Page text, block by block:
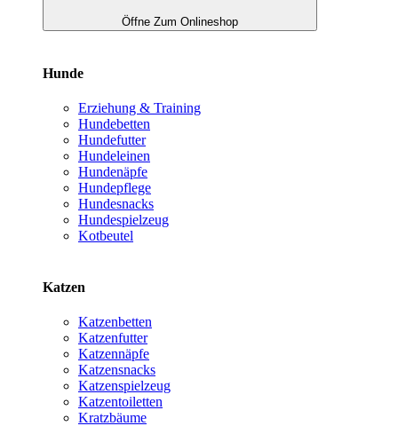
Öffne Zum Onlineshop
Hunde
Erziehung & Training
Hundebetten
Hundefutter
Hundeleinen
Hundenäpfe
Hundepflege
Hundesnacks
Hundespielzeug
Kotbeutel
Katzen
Katzenbetten
Katzenfutter
Katzennäpfe
Katzensnacks
Katzenspielzeug
Katzentoiletten
Kratzbäume